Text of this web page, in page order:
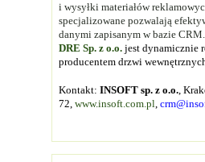
i wysyłki materiałów
specjalizowane pozwalają
danymi zapisanym w bazie CRM.
DRE Sp. z o.o. jest dynamicznie
producentem drzwi
Kontakt: INSOFT sp. z o.o.,
72, www.insoft.com.pl,